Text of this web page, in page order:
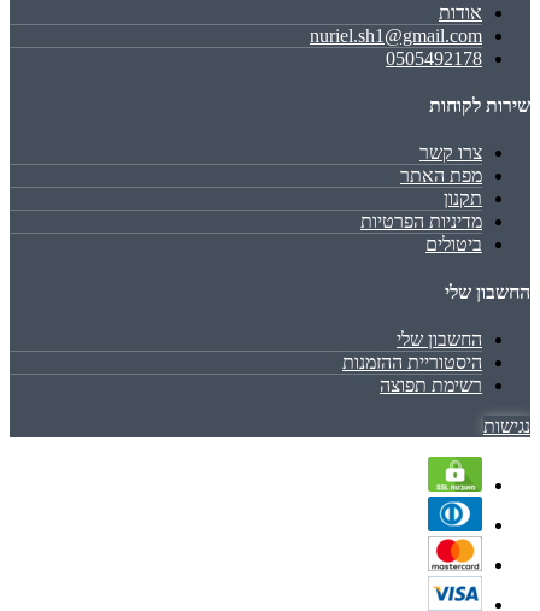
אודות
nuriel.sh1@gmail.com
0505492178
שירות לקוחות
צרו קשר
מפת האתר
תקנון
מדיניות הפרטיות
ביטולים
החשבון שלי
החשבון שלי
היסטוריית ההזמנות
רשימת תפוצה
נגישות